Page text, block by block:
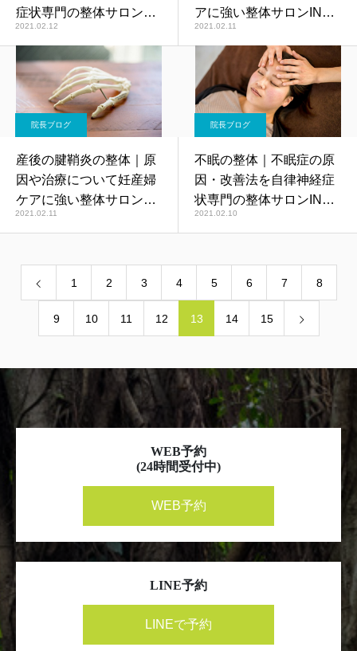
症状専門の整体サロン
INUIが解説
2021.02.12
アに強い整体サロンINUI
が解説
2021.02.11
院長ブログ
産後の腱鞘炎の整体｜原
因や治療について妊産婦
ケアに強い整体サロン
INUIが解説
2021.02.11
院長ブログ
不眠の整体｜不眠症の原
因・改善法を自律神経症
状専門の整体サロンINUI
が解説
2021.02.10
1 2 3 4 5 6 7 8
9 10 11 12 13 14 15
WEB予約
(24時間受付中)
WEB予約
LINE予約
LINEで予約